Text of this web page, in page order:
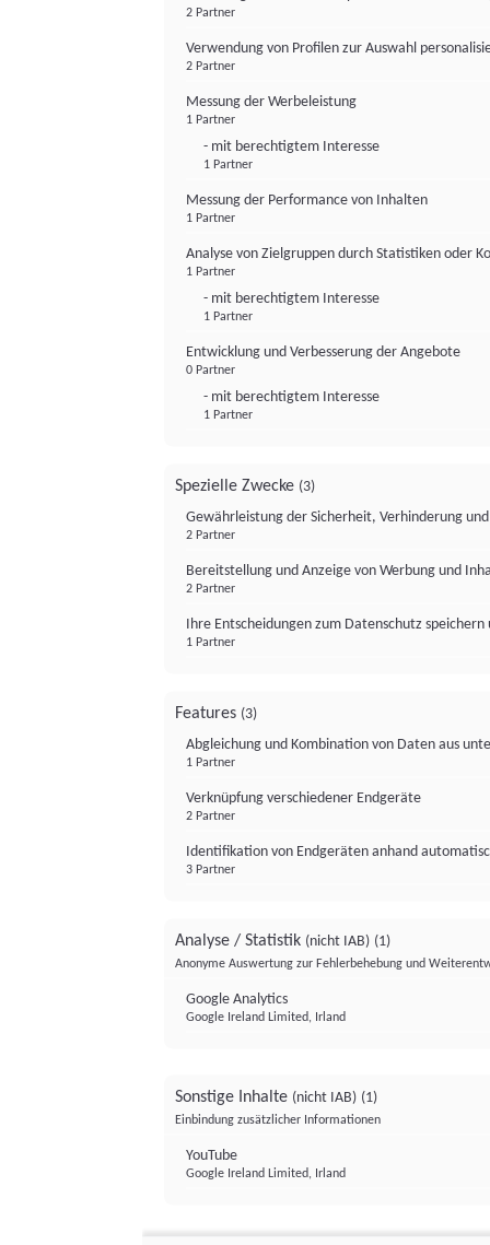
2 Partner
Verwendung von Profilen zur Auswahl
2 Partner
Messung der Werbeleistung
1 Partner
- mit berechtigtem Interesse
1 Partner
Messung der Performance von Inhalten
1 Partner
Analyse von Zielgruppen durch Statistiken oder
1 Partner
- mit berechtigtem Interesse
1 Partner
Entwicklung und Verbesserung der Angebote
0 Partner
- mit berechtigtem Interesse
1 Partner
Spezielle Zwecke (3)
Gewährleistung der Sicherheit, Verhinderung
2 Partner
Bereitstellung und Anzeige von Werbung und
2 Partner
Ihre Entscheidungen zum Datenschutz
1 Partner
Features (3)
Abgleichung und Kombination von Daten aus
1 Partner
Verknüpfung verschiedener Endgeräte
2 Partner
Identifikation von Endgeräten anhand
3 Partner
Analyse / Statistik (nicht IAB) (1)
Anonyme Auswertung zur Fehlerbehebung und
Google Analytics
Google Ireland Limited, Irland
Sonstige Inhalte (nicht IAB) (1)
Einbindung zusätzlicher Informationen
YouTube
Google Ireland Limited, Irland